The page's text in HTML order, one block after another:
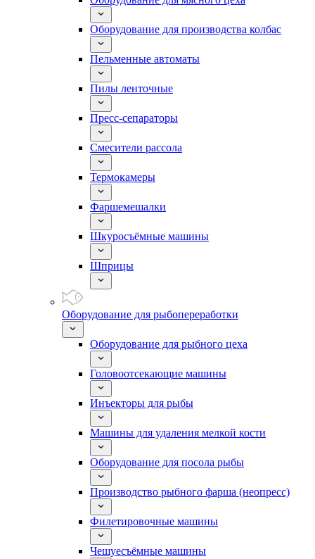
Оборудование для производства колбас
Пельменные автоматы
Пилы ленточные
Пресс-сепараторы
Смесители рассола
Термокамеры
Фаршемешалки
Шкуросъёмные машины
Шприцы
Оборудование для рыбопереработки
Оборудование для рыбного цеха
Головоотсекающие машины
Инъекторы для рыбы
Машины для удаления мелкой кости
Оборудование для посола рыбы
Производство рыбного фарша (неопресс)
Филетировочные машины
Чешуесъёмные машины